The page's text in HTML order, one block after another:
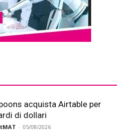
acquista Airtable per
di dollari
- 05/08/2026